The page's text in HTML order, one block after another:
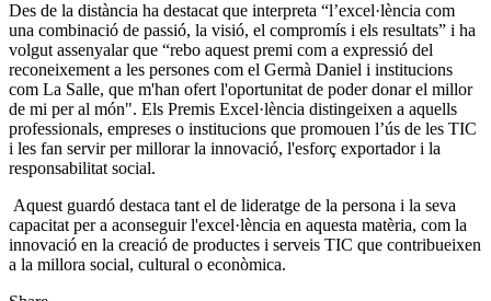
Des de la distància ha destacat que interpreta “l’excel·lència com
una combinació de passió, la visió, el compromís i els resultats” i ha
volgut assenyalar que “rebo aquest premi com a expressió del
reconeixement a les persones com el Germà Daniel i institucions
com La Salle, que m'han ofert l'oportunitat de poder donar el millor
de mi per al món". Els Premis Excel·lència distingeixen a aquells
professionals, empreses o institucions que promouen l’ús de les TIC
i les fan servir per millorar la innovació, l'esforç exportador i la
responsabilitat social.
Aquest guardó destaca tant el de lideratge de la persona i la seva
capacitat per a aconseguir l'excel·lència en aquesta matèria, com la
innovació en la creació de productes i serveis TIC que contribueixen
a la millora social, cultural o econòmica.